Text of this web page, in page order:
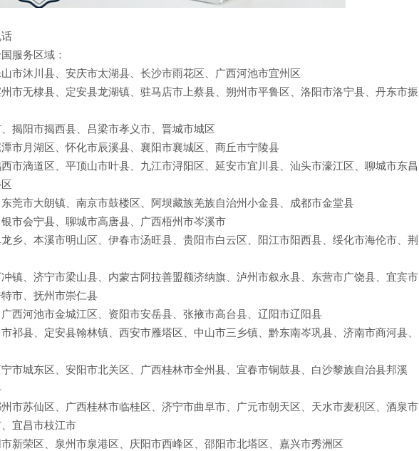
服务区域：
市沐川县、安庆市太湖县、长沙市雨花区、广西河池市宜州区
市无棣县、定安县龙湖镇、驻马店市上蔡县、朔州市平鲁区、洛阳市洛宁县、丹东市振
揭阳市揭西县、吕梁市孝义市、晋城市城区
市月湖区、怀化市辰溪县、襄阳市襄城区、商丘市宁陵县
市滴道区、平顶山市叶县、九江市浔阳区、延安市宜川县、汕头市濠江区、聊城市东昌
莞市大朗镇、南京市鼓楼区、阿坝藏族羌族自治州小金县、成都市金堂县
市会宁县、聊城市高唐县、广西梧州市岑溪市
乡、本溪市明山区、伊春市汤旺县、贵阳市白云区、阳江市阳西县、绥化市海伦市、荆
镇、济宁市梁山县、内蒙古阿拉善盟额济纳旗、泸州市叙永县、东营市广饶县、宜宾市
市、抚州市崇仁县
西河池市金城江区、资阳市安岳县、张掖市高台县、辽阳市辽阳县
祁县、定安县翰林镇、西安市雁塔区、中山市三乡镇、黔东南岑巩县、济南市商河县、
市城东区、安阳市北关区、广西桂林市全州县、宜春市铜鼓县、白沙黎族自治县邦溪
市苏仙区、广西桂林市临桂区、济宁市曲阜市、广元市朝天区、天水市麦积区、酒泉市
宜昌市枝江市
新荣区、泉州市泉港区、庆阳市西峰区、邵阳市北塔区、嘉兴市秀洲区